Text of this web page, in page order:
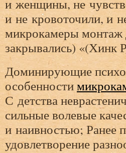
и женщины, не
и не кровоточили, и
микрокамеры монтаж
закрывались) «(Хинк
Доминирующие
особенности
С детства
сильные волевые
и наивностью; Ранее
удовлетворение